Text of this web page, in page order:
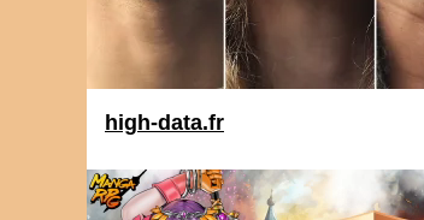
high-data.fr